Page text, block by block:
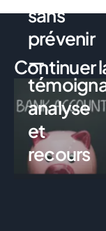
Continuer
sans
prévenir
—
analyse
et
recours